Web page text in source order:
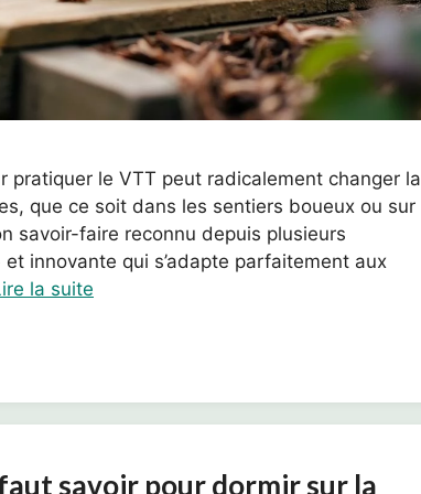
pratiquer le VTT peut radicalement changer la
que ce soit dans les sentiers boueux ou sur
savoir-faire reconnu depuis plusieurs
innovante qui s’adapte parfaitement aux
la suite
savoir pour dormir sur la